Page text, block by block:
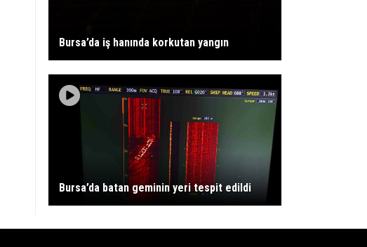
Bursa’da iş hanında korkutan yangın
Bursa’da batan geminin yeri tespit edildi